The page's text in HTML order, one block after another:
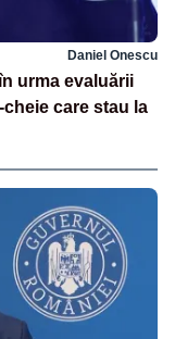
Daniel Onescu
urma evaluării
cheie care stau la